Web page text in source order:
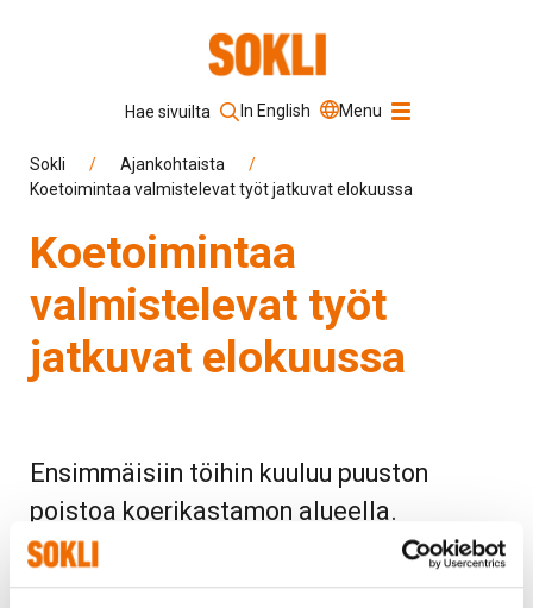
Hae sivuilta In English Menu
Hakusana
Hae sivustolta
Sokli / Ajankohtaista
/
Koetoimintaa valmistelevat työt jatkuvat elokuussa
Koetoimintaa
valmistelevat työt
jatkuvat elokuussa
Ensimmäisiin töihin kuuluu puuston
poistoa koerikastamon alueella.
29.06.2026